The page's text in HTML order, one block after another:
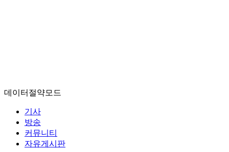
데이터절약모드
기사
방송
커뮤니티
자유게시판